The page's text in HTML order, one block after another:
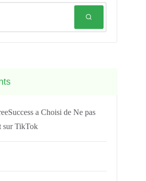
a Choisi de Ne pas
sur TikTok